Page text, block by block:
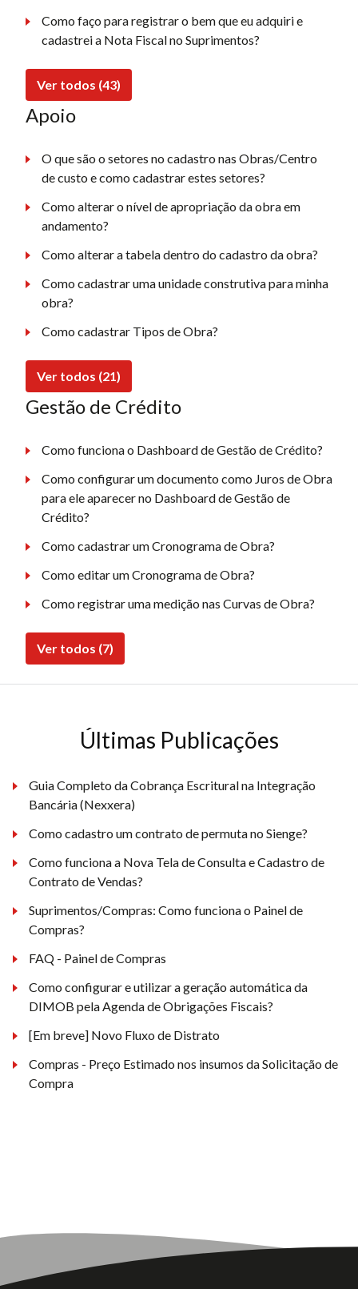
Como faço para registrar o bem que eu adquiri e
cadastrei a Nota Fiscal no Suprimentos?
Ver todos (43)
Apoio
O que são o setores no cadastro nas Obras/Centro
de custo e como cadastrar estes setores?
Como alterar o nível de apropriação da obra em
andamento?
Como alterar a tabela dentro do cadastro da obra?
Como cadastrar uma unidade construtiva para minha
obra?
Como cadastrar Tipos de Obra?
Ver todos (21)
Gestão de Crédito
Como funciona o Dashboard de Gestão de Crédito?
Como configurar um documento como Juros de Obra
para ele aparecer no Dashboard de Gestão de
Crédito?
Como cadastrar um Cronograma de Obra?
Como editar um Cronograma de Obra?
Como registrar uma medição nas Curvas de Obra?
Ver todos (7)
Últimas Publicações
Guia Completo da Cobrança Escritural na Integração
Bancária (Nexxera)
Como cadastro um contrato de permuta no Sienge?
Como funciona a Nova Tela de Consulta e Cadastro de
Contrato de Vendas?
Suprimentos/Compras: Como funciona o Painel de
Compras?
FAQ - Painel de Compras
Como configurar e utilizar a geração automática da
DIMOB pela Agenda de Obrigações Fiscais?
[Em breve] Novo Fluxo de Distrato
Compras - Preço Estimado nos insumos da Solicitação de
Compra